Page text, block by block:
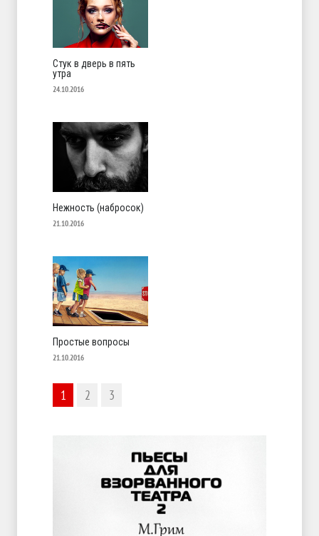
Стук в дверь в пять
утра
24.10.2016
Нежность (набросок)
21.10.2016
Простые вопросы
21.10.2016
1 2 3